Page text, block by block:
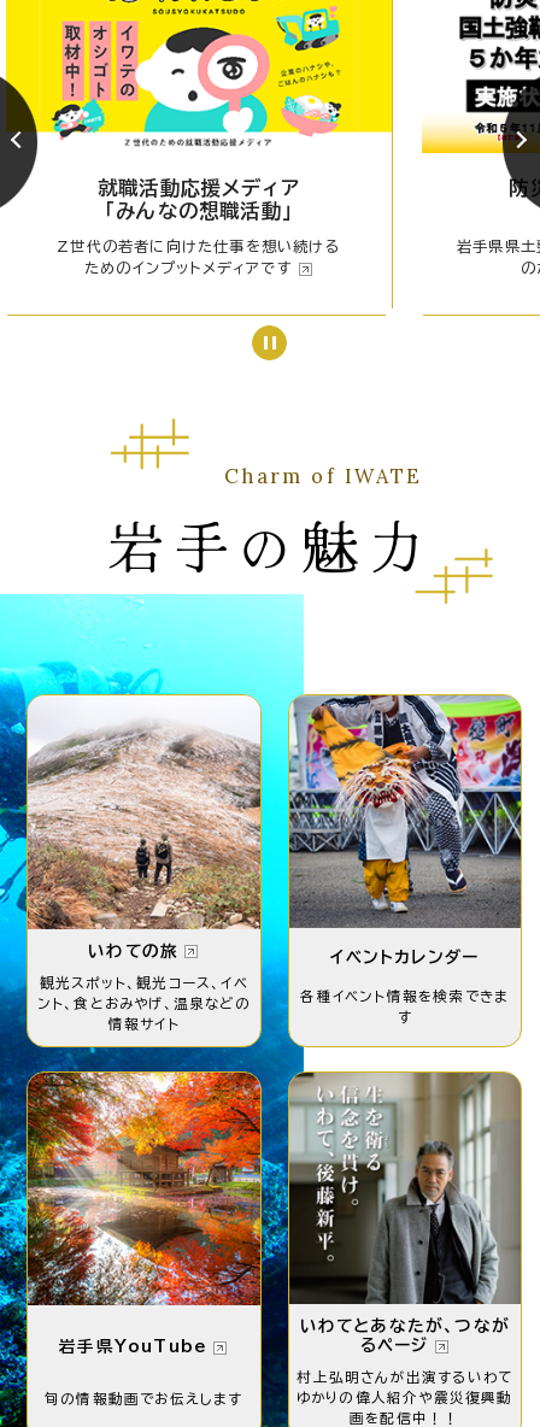
就職活動応援メディア
「みんなの想職活動」
Z世代の若者に向けた仕事を想い続ける
ためのインプットメディアです
防
岩手県県土
の
Charm of IWATE
岩手の魅力
いわての旅
観光スポット、観光コース、イベ
ント、食とおみやげ、 温泉などの
情報サイト
イベントカレンダー
各種イベント情報を検索できま
す
岩手県YouTube
旬の情報動画でお伝えします
いわてとあなたが、つなが
るページ
村上弘明さんが出演する いわて
ゆかりの偉人紹介や 震災復興動
画を配信中！！